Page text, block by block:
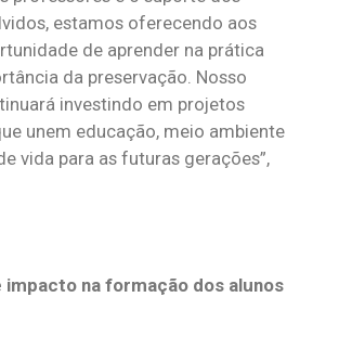
estamos oferecendo aos
de aprender na prática
da preservação. Nosso
investindo em projetos
unem educação, meio ambiente
vida para as futuras gerações”,
impacto na formação dos alunos